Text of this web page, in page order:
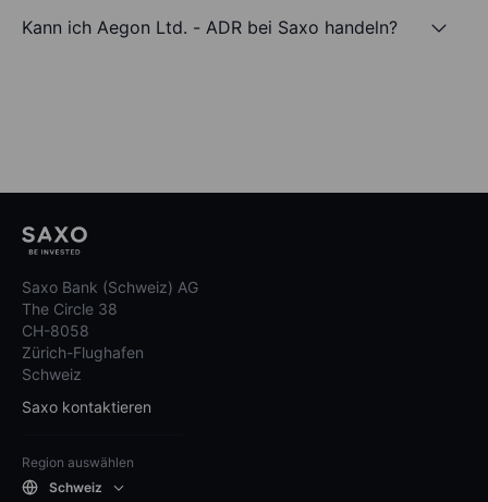
Kann ich Aegon Ltd. - ADR bei Saxo handeln?
Saxo Bank (Schweiz) AG
The Circle 38
CH-8058
Zürich-Flughafen
Schweiz
Saxo kontaktieren
Region auswählen
Schweiz